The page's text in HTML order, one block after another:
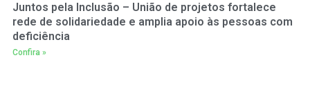
Juntos pela Inclusão – União de projetos fortalece
rede de solidariedade e amplia apoio às pessoas com
deficiência
Confira »